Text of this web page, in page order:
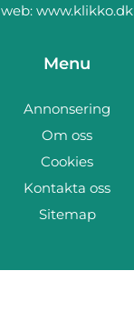
web: www.klikko.dk
Menu
Annonsering
Om oss
Cookies
Kontakta oss
Sitemap